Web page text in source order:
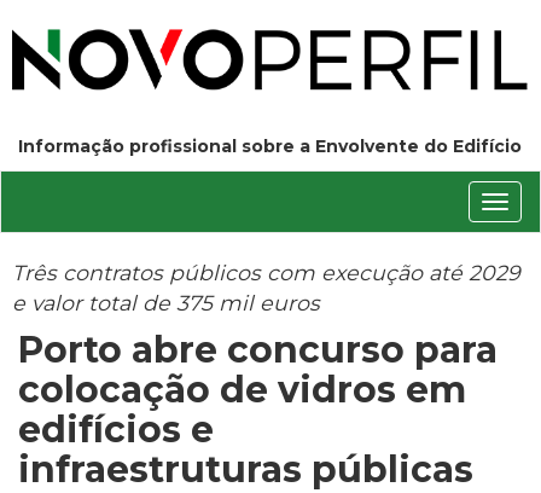
Informação profissional sobre a Envolvente do Edifício
Três contratos públicos com execução até 2029
e valor total de 375 mil euros
Porto abre concurso para
colocação de vidros em
edifícios e
infraestruturas públicas